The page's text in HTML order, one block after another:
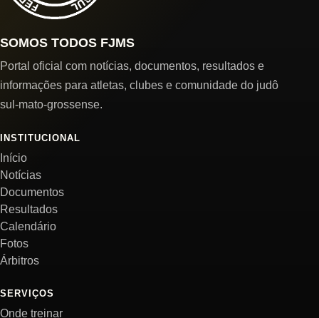
SOMOS TODOS FJMS
Portal oficial com notícias, documentos, resultados e
informações para atletas, clubes e comunidade do judô
sul-mato-grossense.
INSTITUCIONAL
Início
Notícias
Documentos
Resultados
Calendário
Fotos
Árbitros
SERVIÇOS
Onde treinar